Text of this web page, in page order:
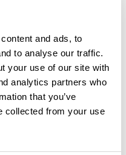
and ads, to
to analyse our traffic.
your use of our site with
analytics partners who
that you’ve
collected from your use
avis
km à proximité de